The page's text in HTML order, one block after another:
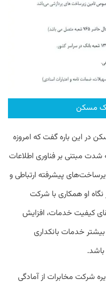
مسکن
در این باره گفت که امروزه
شدت مبتنی بر فناوری اطلاعات
پیشرفته ارتباطی و
او همکاری با شرکت
کیفیت خدمات، افزایش
خدمات بانکداری
شرکت مخابرات از آمادگی